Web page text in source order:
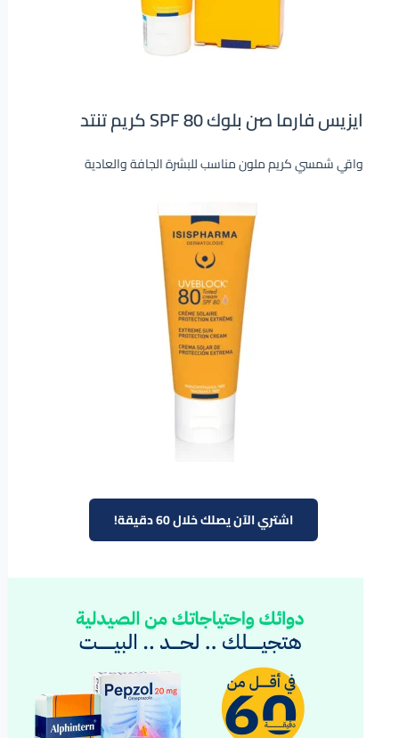
ايزيس فارما صن بلوك SPF 80 كريم تنتد
واقي شمسي كريم ملون مناسب للبشرة الجافة والعادية
اشتري الآن يصلك خلال 60 دقيقة!